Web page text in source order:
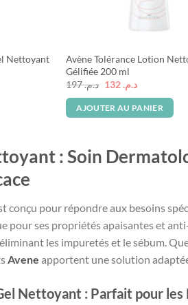
Nettoyant
Avène Tolérance Lotion
Gélifiée 200 ml
د.م.197
Le
initial
était :
د.م.132
Le
actuel
est :
AJOUTER AU PANIER
: Soin
conçu pour répondre aux besoins
pour ses propriétés apaisantes et
les impuretés et le sébum.
Avene apportent une solution
Nettoyant : Parfait pour les